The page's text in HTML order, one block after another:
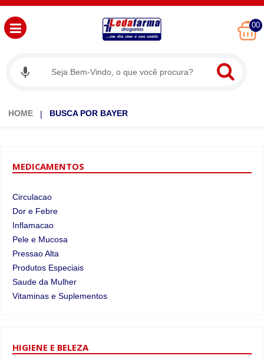
00
HOME BUSCA POR BAYER
MEDICAMENTOS
Circulacao
Dor e Febre
Inflamacao
Pele e Mucosa
Pressao Alta
Produtos Especiais
Saude da Mulher
Vitaminas e Suplementos
HIGIENE E BELEZA